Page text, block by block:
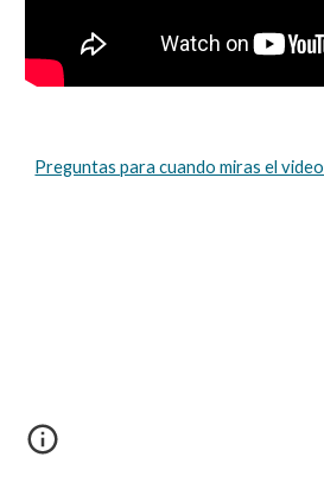
Preguntas para cuando miras el video